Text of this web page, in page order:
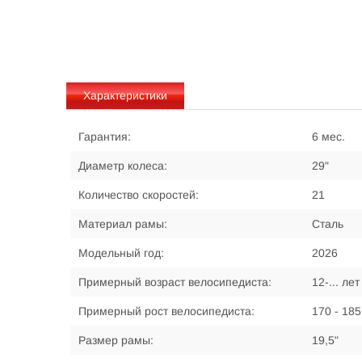
Характеристики
Гарантия: 6 мес.
Диаметр колеса: 29"
Количество скоростей: 21
Материал рамы: Сталь
Модельный год: 2026
Примерный возраст велосипедиста: 12-... лет
Примерный рост велосипедиста: 170 -
Размер рамы: 19,5"